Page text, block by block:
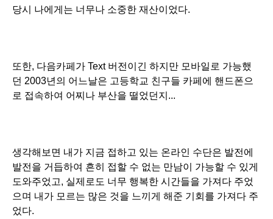
당시 나에게는 너무나 소중한 재산이었다.
또한, 다음카페가 Text 버전이긴 하지만 모바일로 가능했
던 2003년의 어느날은 고등학교 친구들 카페에 핸드폰으
로 접속하여 어찌나 부산을 떨었던지...
생각해보면 내가 지금 접하고 있는 온라인 수단은 발전에
발전을 거듭하여 흔히 접할 수 없는 만남이 가능할 수 있게
도와주었고, 실제로도 너무 행복한 시간들을 가져다 주었
으며 내가 모르는 많은 것을 느끼게 해준 기회를 가져다 주
었다.